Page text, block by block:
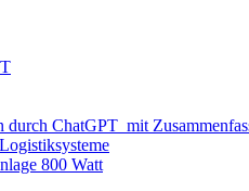
durch ChatGPT mit
800 Watt